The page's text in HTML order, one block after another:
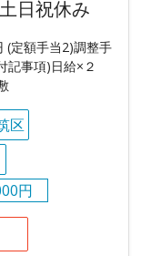
日祝休み
(定額手当2)調整手
記事項)日給×２
区
円